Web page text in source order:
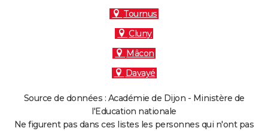
Tournus
Cluny
Mâcon
Davayé
Source de données : Académie de Dijon - Ministère de
l'Education nationale
Ne figurent pas dans ces listes les personnes qui n'ont pas